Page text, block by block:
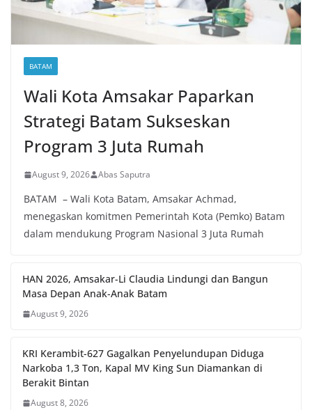
BATAM
Wali Kota Amsakar Paparkan
Strategi Batam Sukseskan
Program 3 Juta Rumah
August 9, 2026 Abas Saputra
BATAM – Wali Kota Batam, Amsakar Achmad,
menegaskan komitmen Pemerintah Kota (Pemko) Batam
dalam mendukung Program Nasional 3 Juta Rumah
HAN 2026, Amsakar-Li Claudia Lindungi dan Bangun
Masa Depan Anak-Anak Batam
August 9, 2026
KRI Kerambit-627 Gagalkan Penyelundupan Diduga
Narkoba 1,3 Ton, Kapal MV King Sun Diamankan di
Berakit Bintan
August 8, 2026